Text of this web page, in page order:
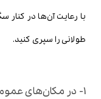
با رعایت آن‌ها در کنار
طولانی را سپری کنید.
1- در مکان‌های عمومی از قلاده استفاده کنید!